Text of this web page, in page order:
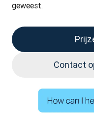
geweest.
Contact